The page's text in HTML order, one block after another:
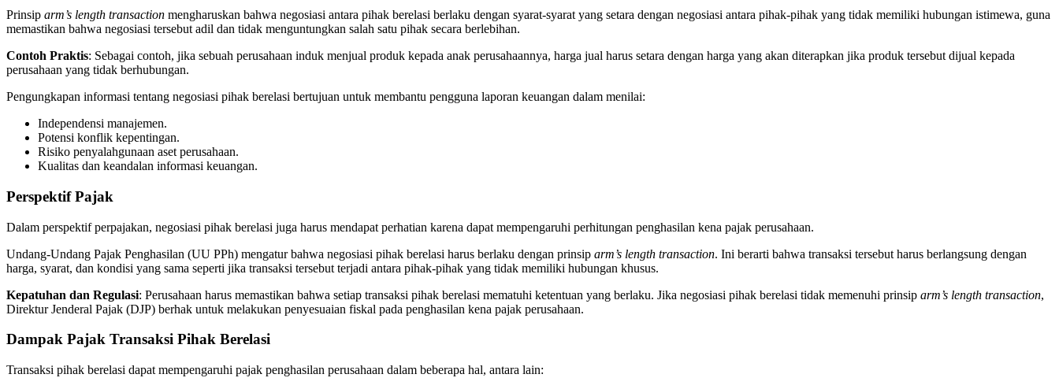
Prinsip arm’s length transaction mengharuskan bahwa negosiasi antara pihak berelasi berlaku dengan syarat-syarat yang setara dengan negosiasi antara pihak-pihak yang tidak memiliki hubungan istimewa, guna
memastikan bahwa negosiasi tersebut adil dan tidak menguntungkan salah satu pihak secara berlebihan.
Contoh Praktis: Sebagai contoh, jika sebuah perusahaan induk menjual produk kepada anak perusahaannya, harga jual harus setara dengan harga yang akan diterapkan jika produk tersebut dijual kepada
perusahaan yang tidak berhubungan.
Pengungkapan informasi tentang negosiasi pihak berelasi bertujuan untuk membantu pengguna laporan keuangan dalam menilai:
Independensi manajemen.
Potensi konflik kepentingan.
Risiko penyalahgunaan aset perusahaan.
Kualitas dan keandalan informasi keuangan.
Perspektif Pajak
Dalam perspektif perpajakan, negosiasi pihak berelasi juga harus mendapat perhatian karena dapat mempengaruhi perhitungan penghasilan kena pajak perusahaan.
Undang-Undang Pajak Penghasilan (UU PPh) mengatur bahwa negosiasi pihak berelasi harus berlaku dengan prinsip arm’s length transaction. Ini berarti bahwa transaksi tersebut harus berlangsung dengan
harga, syarat, dan kondisi yang sama seperti jika transaksi tersebut terjadi antara pihak-pihak yang tidak memiliki hubungan khusus.
Kepatuhan dan Regulasi: Perusahaan harus memastikan bahwa setiap transaksi pihak berelasi mematuhi ketentuan yang berlaku. Jika negosiasi pihak berelasi tidak memenuhi prinsip arm’s length transaction,
Direktur Jenderal Pajak (DJP) berhak untuk melakukan penyesuaian fiskal pada penghasilan kena pajak perusahaan.
Dampak Pajak Transaksi Pihak Berelasi
Transaksi pihak berelasi dapat mempengaruhi pajak penghasilan perusahaan dalam beberapa hal, antara lain: